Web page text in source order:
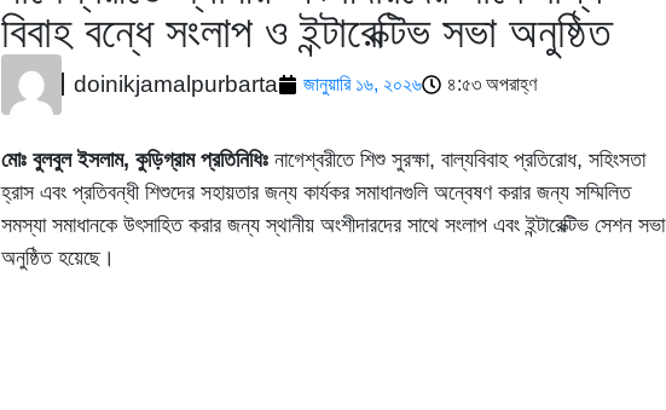
বিবাহ বন্ধে সংলাপ ও ইন্টারেক্টিভ সভা অনুষ্ঠিত
doinikjamalpurbarta জানুয়ারি ১৬, ২০২৬ ৪:৫৩ অপরাহ্ণ
মোঃ বুলবুল ইসলাম, কুড়িগ্রাম প্রতিনিধিঃ নাগেশ্বরীতে শিশু সুরক্ষা, বাল্যবিবাহ প্রতিরোধ, সহিংসতা
হ্রাস এবং প্রতিবন্ধী শিশুদের সহায়তার জন্য কার্যকর সমাধানগুলি অন্বেষণ করার জন্য সম্মিলিত
সমস্যা সমাধানকে উৎসাহিত করার জন্য স্থানীয় অংশীদারদের সাথে সংলাপ এবং ইন্টারেক্টিভ সেশন সভা
অনুষ্ঠিত হয়েছে।